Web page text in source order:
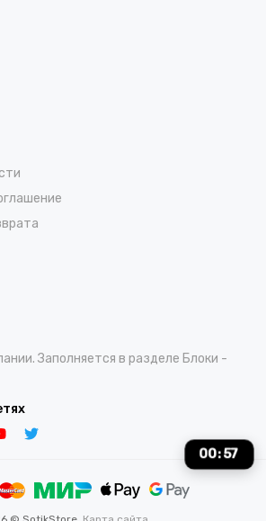
Заполняется в разделе Блоки -
00:57